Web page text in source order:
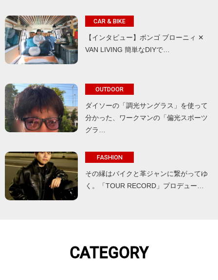
CAR & BIKE
【インタビュー】ボンゴ ブローニィ ✕
VAN LIVING 簡単なDIYで…
OUTDOOR
ダイソーの「調光サングラス」を使って
分かった、ワークマンの「偏光スポーツ
グラ…
FASHION
その縁はバイクと革ジャンに繋がってゆ
く。「TOUR RECORD」プロデュー…
CATEGORY